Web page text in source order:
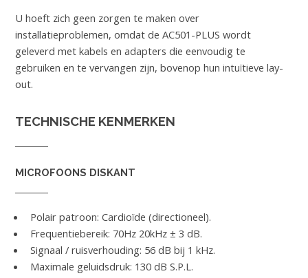
U hoeft zich geen zorgen te maken over
installatieproblemen, omdat de AC501-PLUS wordt
geleverd met kabels en adapters die eenvoudig te
gebruiken en te vervangen zijn, bovenop hun intuïtieve lay-
out.
TECHNISCHE KENMERKEN
MICROFOONS DISKANT
Polair patroon: Cardioïde (directioneel).
Frequentiebereik: 70Hz 20kHz ± 3 dB.
Signaal / ruisverhouding: 56 dB bij 1 kHz.
Maximale geluidsdruk: 130 dB S.P.L.